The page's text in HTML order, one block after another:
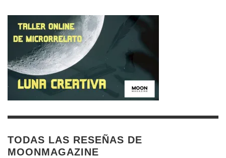
TODAS LAS RESEÑAS DE
MOONMAGAZINE